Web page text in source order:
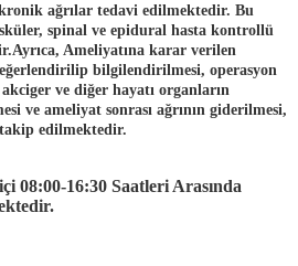
ağrılar tedavi edilmektedir. Bu
spinal ve epidural hasta kontrollü
Ayrıca, Ameliyatına karar verilen
bilgilendirilmesi, operasyon
ve diğer hayatı organların
ve ameliyat sonrası ağrının giderilmesi,
edilmektedir.
08:00-16:30 Saatleri Arasında